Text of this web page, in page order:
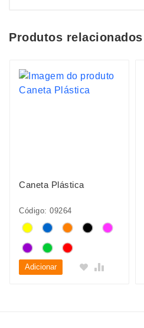
Produtos relacionados
Caneta Plástica
Código: 09264
Adicionar